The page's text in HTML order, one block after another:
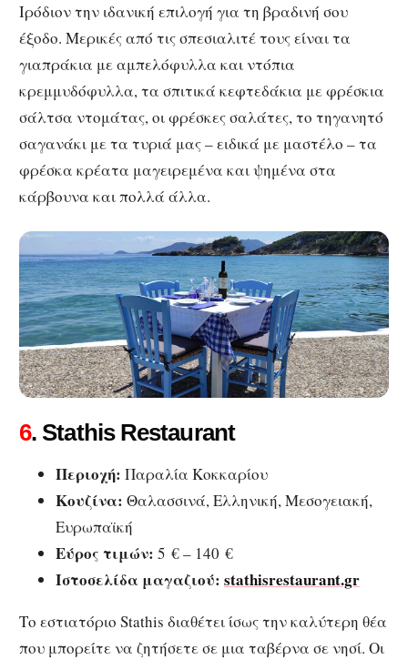
Ιρόδιον την ιδανική επιλογή για τη βραδινή σου
έξοδο. Μερικές από τις σπεσιαλιτέ τους είναι τα
γιαπράκια με αμπελόφυλλα και ντόπια
κρεμμυδόφυλλα, τα σπιτικά κεφτεδάκια με φρέσκια
σάλτσα ντομάτας, οι φρέσκες σαλάτες, το τηγανητό
σαγανάκι με τα τυριά μας – ειδικά με μαστέλο – τα
φρέσκα κρέατα μαγειρεμένα και ψημένα στα
κάρβουνα και πολλά άλλα.
6. Stathis Restaurant
Περιοχή: Παραλία Κοκκαρίου
Κουζίνα: Θαλασσινά, Ελληνική, Μεσογειακή,
Ευρωπαϊκή
Εύρος τιμών: 5 € – 140 €
Ιστοσελίδα μαγαζιού: stathisrestaurant.gr
Το εστιατόριο Stathis διαθέτει ίσως την καλύτερη θέα
που μπορείτε να ζητήσετε σε μια ταβέρνα σε νησί. Οι